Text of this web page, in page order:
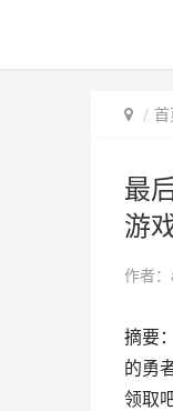
首
最
游
作者：
摘要
的勇
领取